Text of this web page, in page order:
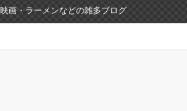
画・ラーメンなどの雑多ブログ